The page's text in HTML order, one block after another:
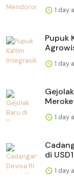
1 day
Pupuk
1 day
1 day
di
1 day